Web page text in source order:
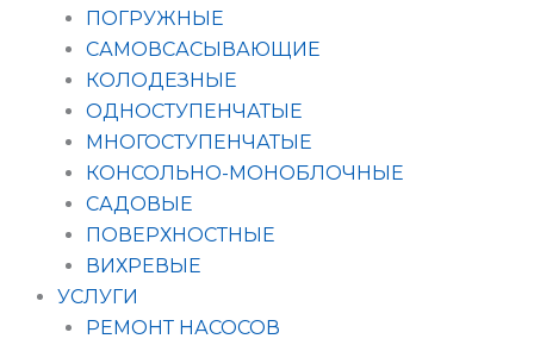
ПОГРУЖНЫЕ
САМОВСАСЫВАЮЩИЕ
КОЛОДЕЗНЫЕ
ОДНОСТУПЕНЧАТЫЕ
МНОГОСТУПЕНЧАТЫЕ
КОНСОЛЬНО-МОНОБЛОЧНЫЕ
САДОВЫЕ
ПОВЕРХНОСТНЫЕ
ВИХРЕВЫЕ
УСЛУГИ
РЕМОНТ НАСОСОВ